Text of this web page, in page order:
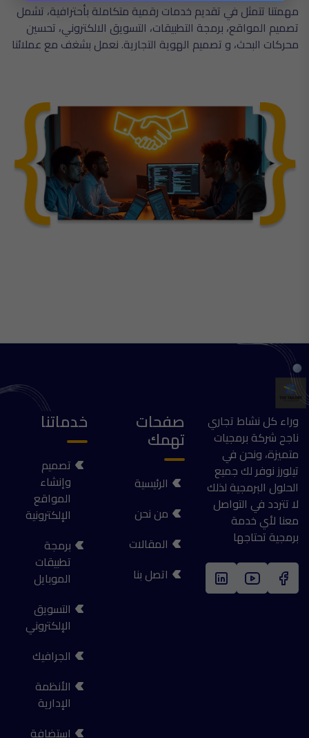
مهمتنا تتمثل في تقديم خدمات رقمية متكاملة بأحترافية، تشمل
تصميم المواقع، برمجة التطبيقات، التسويق الالكتروني، تحسين
محركات البحث، و تصميم الهوية التجارية. نعمل بشغف مع عملائنا
وراء كل نشاط تجاري
ناجح شركة برمجيات
متميزة، ونحن في
تيلورز نوفر لك جميع
الحلول البرمجية لذلك
لا تتردد في التواصل
معنا لأي خدمة
برمجية تحتاجها
صفحات
تهمك
الرئيسية
من نحن
المقالات
اتصل بنا
خدماتنا
تصميم
وإنشاء
المواقع
الإلكترونية
برمجة
تطبيقات
الموبايل
التسويق
الإلكتروني
الجرافيك
الأنظمة
الإدارية
استضافة